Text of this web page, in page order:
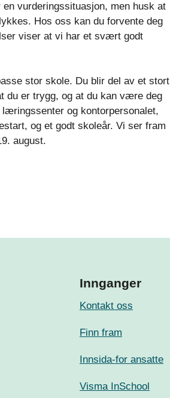
vurderingssituasjon, men husk at
Hos oss kan du forvente deg
viser at vi har et svært godt
stor skole. Du blir del av et stort
du er trygg, og at du kan være deg
og kontorpersonalet,
og et godt skoleår. Vi ser fram
august.
Innganger
Kontakt oss
Finn fram
Innsida-for ansatte
Visma InSchool